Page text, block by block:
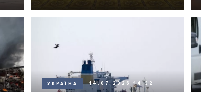
УКРАЇНА 14.07.2026 14:32